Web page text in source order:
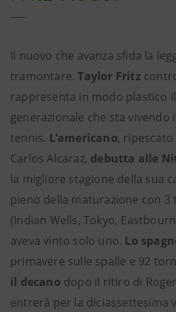
Il nuovo che avanza sfida la
tramontare.Taylor Fritz
rappresenta in modo plastico
generazionale che sta vivendo
tennis. L’americano,
Carlos Alcaraz, debutta alle
la migliore stagione della sua
pieno della maturazione con 3
(Indian Wells, Tokyo,
aveva vinto solo uno. Lo
primavere sulle spalle e 92
il decano dopo il ritiro di
entrerà per la diciassettesima